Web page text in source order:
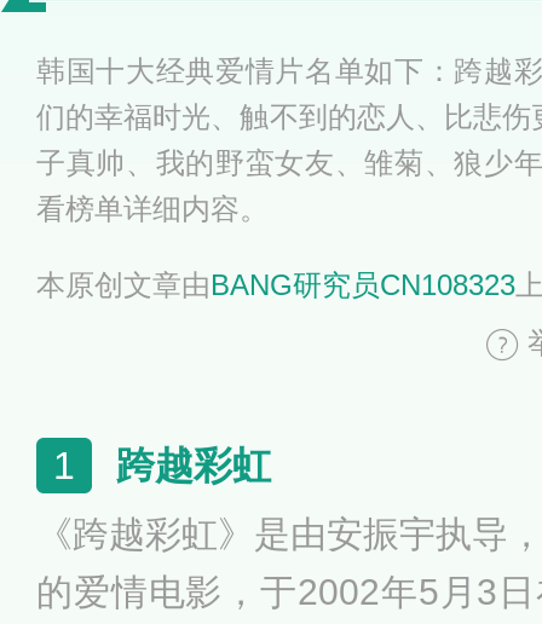
韩国十大经典爱情片名单如下：跨越
们的幸福时光、触不到的恋人、比悲
子真帅、我的野蛮女友、雏菊、狼少
看榜单详细内容。
本原创文章由BANG研究员CN108323
1 跨越彩虹
《跨越彩虹》是由安振宇执导
的爱情电影，于2002年5月3